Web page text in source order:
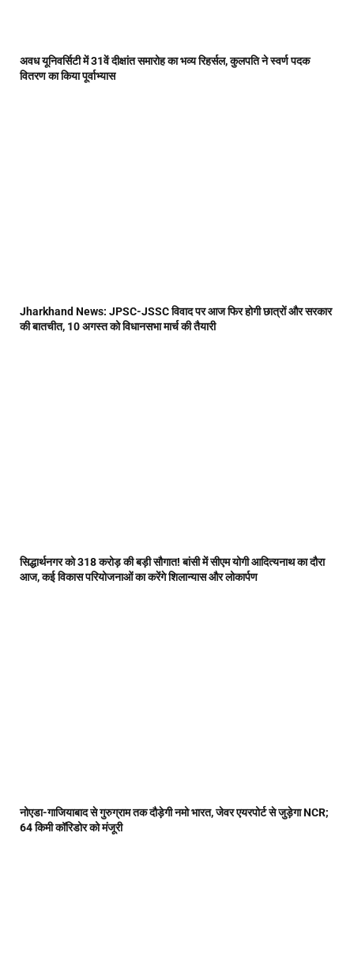
अवध यूनिवर्सिटी में 31वें दीक्षांत समारोह का भव्य रिहर्सल, कुलपति ने स्वर्ण पदक
वितरण का किया पूर्वाभ्यास
Jharkhand News: JPSC-JSSC विवाद पर आज फिर होगी छात्रों और सरकार
की बातचीत, 10 अगस्त को विधानसभा मार्च की तैयारी
सिद्धार्थनगर को 318 करोड़ की बड़ी सौगात! बांसी में सीएम योगी आदित्यनाथ का दौरा
आज, कई विकास परियोजनाओं का करेंगे शिलान्यास और लोकार्पण
नोएडा-गाजियाबाद से गुरुग्राम तक दौड़ेगी नमो भारत, जेवर एयरपोर्ट से जुड़ेगा NCR;
64 किमी कॉरिडोर को मंजूरी